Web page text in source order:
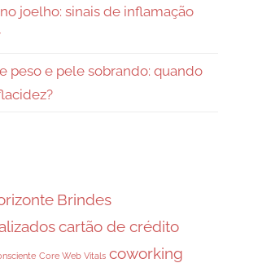
joelho: sinais de inflamação
peso e pele sobrando: quando
Brindes
cartão de crédito
Core Web Vitals coworking